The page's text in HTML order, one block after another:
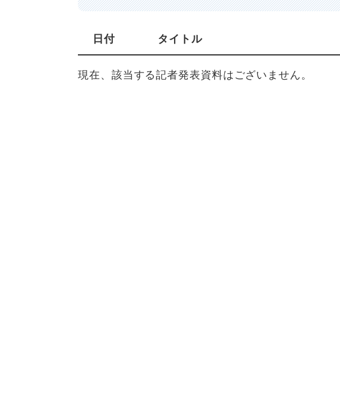
日付 タイトル
現在、該当する記者発表資料はございません。